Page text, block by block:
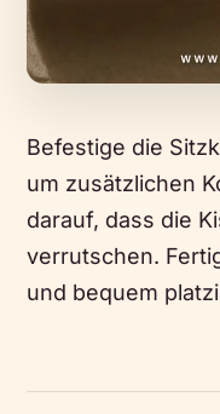
Befestige die
um zusätzlichen
darauf, dass die
verrutschen.
und bequem